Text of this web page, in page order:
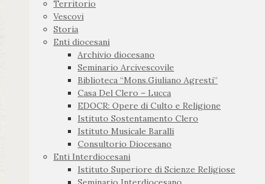
Territorio
Vescovi
Storia
Enti diocesani
Archivio diocesano
Seminario Arcivescovile
Biblioteca “Mons.Giuliano Agresti”
Casa Del Clero – Lucca
EDOCR: Opere di Culto e Religione
Istituto Sostentamento Clero
Istituto Musicale Baralli
Consultorio Diocesano
Enti Interdiocesani
Istituto Superiore di Scienze Religiose